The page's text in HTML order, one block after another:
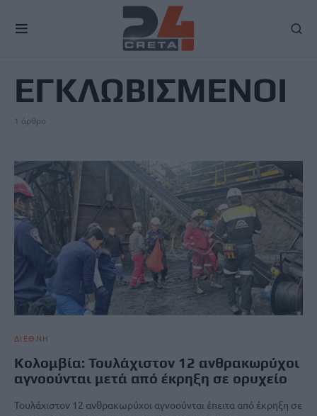
ΕΓΚΛΩΒΙΣΜΕΝΟΙ
1 άρθρο
ΔΙΕΘΝΗ
Κολομβία: Τουλάχιστον 12 ανθρακωρύχοι
αγνοούνται μετά από έκρηξη σε ορυχείο
Τουλάχιστον 12 ανθρακωρύχοι αγνοούνται έπειτα από έκρηξη σε